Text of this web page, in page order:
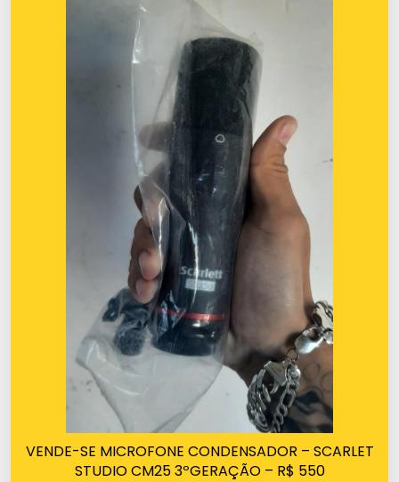
VENDE-SE MICROFONE CONDENSADOR – SCARLET
STUDIO CM25 3ºGERAÇÃO – R$ 550